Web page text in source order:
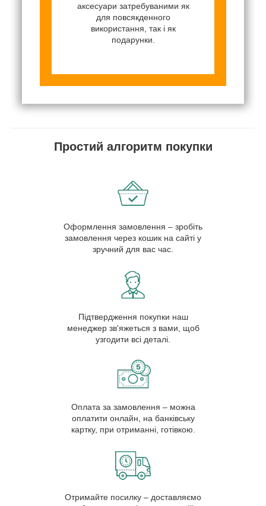
аксесуари затребуваними як
для повсякденного
використання, так і як
подарунки.
Простий алгоритм покупки
Оформлення замовлення – зробіть
замовлення через кошик на сайті у
зручний для вас час.
Підтвердження покупки наш
менеджер зв'яжеться з вами, щоб
узгодити всі деталі.
Оплата за замовлення – можна
оплатити онлайн, на банківську
картку, при отриманні, готівкою.
Отримайте посилку – доставляємо